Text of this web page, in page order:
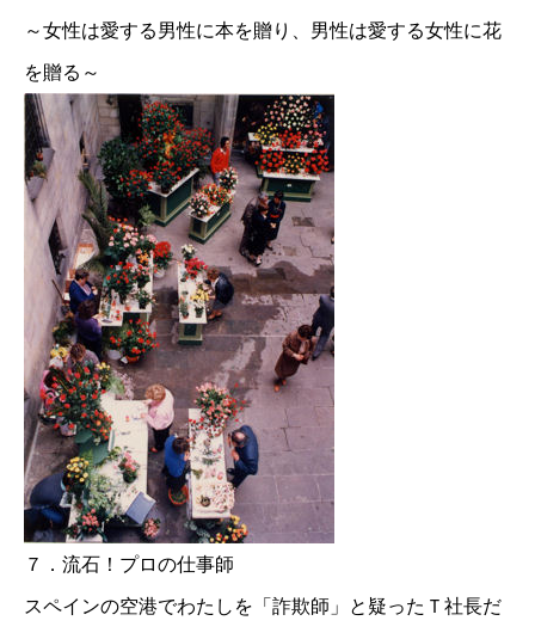
～女性は愛する男性に本を贈り、男性は愛する女性に花
を贈る～
７．流石！プロの仕事師
スペインの空港でわたしを「詐欺師」と疑ったＴ社長だ